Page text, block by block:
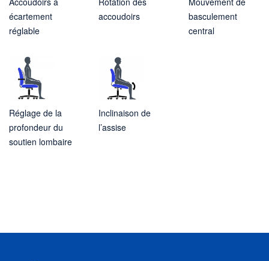
écartement
réglable
accoudoirs
basculement
central
Réglage de la
profondeur du
soutien lombaire
Inclinaison de
l’assise